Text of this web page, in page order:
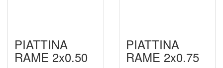
PIATTINA
RAME 2x0.50
PIATTINA
RAME 2x0.75